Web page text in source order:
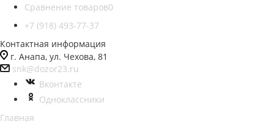
Сравнение товаров0
+7 (918) 493-77-37
Контактная информация
г. Анапа, ул. Чехова, 81
snk@dozor23.ru
Вконтакте
Одноклассники
Главная